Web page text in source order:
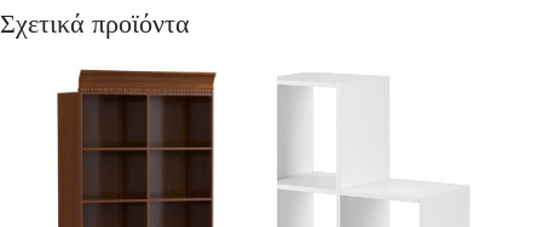
Σχετικά προϊόντα